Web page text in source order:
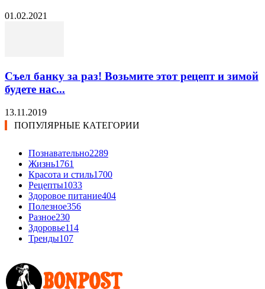
01.02.2021
Съел банку за раз! Возьмите этот рецепт и зимой
будете нас...
13.11.2019
ПОПУЛЯРНЫЕ КАТЕГОРИИ
Познавательно2289
Жизнь1761
Красота и стиль1700
Рецепты1033
Здоровое питание404
Полезное356
Разное230
Здоровье114
Тренды107